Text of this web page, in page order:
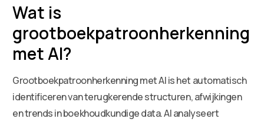
Wat is
grootboekpatroonherkenning
met AI?
Grootboekpatroonherkenning met AI is het automatisch
identificeren van terugkerende structuren, afwijkingen
en trends in boekhoudkundige data. AI analyseert